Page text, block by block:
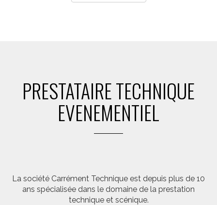
PRESTATAIRE TECHNIQUE
EVENEMENTIEL
La société Carrément Technique est depuis plus de 10
ans spécialisée dans le domaine de la prestation
technique et scénique.